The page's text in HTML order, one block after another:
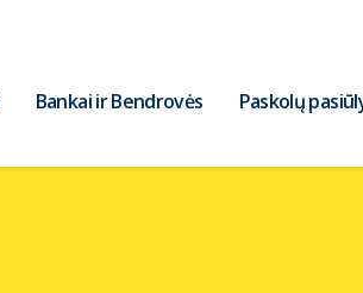
Bankai ir Bendrovės Paskolų